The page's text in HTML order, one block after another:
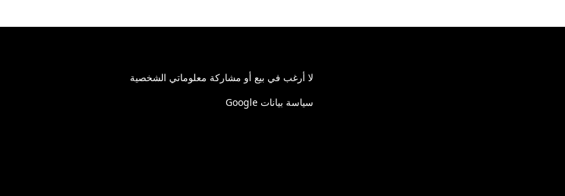
لا أرغب في بيع أو مشاركة معلوماتي الشخصية
سياسة بيانات Google